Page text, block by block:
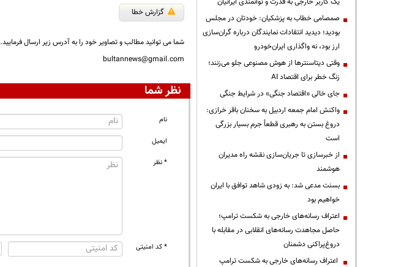
گزارش خطا
شما می توانید مطالب و تصاویر خود را به آدرس زیر ارسال فرمایید.
bultannews@gmail.com
نظر شما
نام
ایمیل
* نظر
* کد امنیتی
صمصامی خطاب به پزشکیان: خودتان در مجلس
بودید؛ دیدید انتقادات نمایندگان درباره گران‌سازی
ارز بود، نه واگذاری ایران‌خودرو
وقتی دیتاسنترها از هوش مصنوعی جلو می‌زنند؛
زنگ خطر برای اقتصاد AI
جای خالی «اقتصاد جنگی» در شرایط جنگی
واکنش امام جمعه اردبیل به سخنان باقر خرازی:
دروغ بستن به رهبری قطعاً جرم بسیار بزرگی
است
از خبرسازی تا جریان‌سازی نقشه راه مدیران
هوشمند
بسنت مدعی شد: به زودی شاهد توافق با ایران
خواهیم بود
اعتراف رسانه‌های خارجی به شکست ترامپ؛
حاصل مجاهدت رسانه‌های انقلابی در مقابله با
دروغ‌پراکنی دشمنان
اعتراف رسانه‌های خارجی به شکست ترامپ